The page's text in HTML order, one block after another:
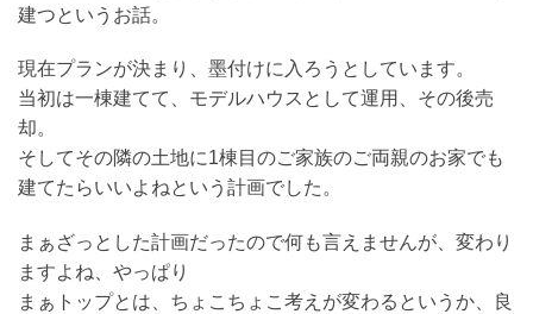
建つというお話。
現在プランが決まり、墨付けに入ろうとしています。
当初は一棟建てて、モデルハウスとして運用、その後売
却。
そしてその隣の土地に1棟目のご家族のご両親のお家でも
建てたらいいよねという計画でした。
まぁざっとした計画だったので何も言えませんが、変わり
ますよね、やっぱり
まぁトップとは、ちょこちょこ考えが変わるというか、良